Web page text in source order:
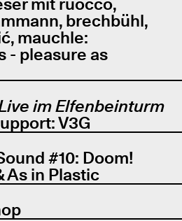
brechbühl,
mauchle:
- pleasure as
im Elfenbeinturm
V3G
#10: Doom!
As in Plastic